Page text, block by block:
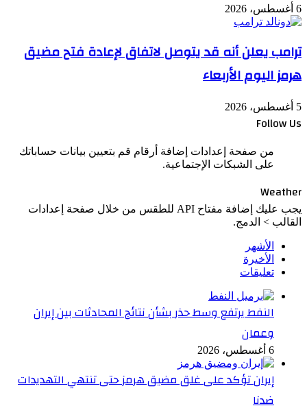
6 أغسطس، 2026
ترامب يعلن أنه قد يتوصل لاتفاق لإعادة فتح مضيق
هرمز اليوم الأربعاء
5 أغسطس، 2026
Follow Us
من صفحة إعدادات إضافة أرقام قم بتعيين بيانات حساباتك
على الشبكات الإجتماعية.
Weather
يجب عليك إضافة مفتاح API للطقس من خلال صفحة إعدادات
القالب > الدمج.
الأشهر
الأخيرة
تعليقات
النفط يرتفع وسط حذر بشأن نتائج المحادثات بين إيران
وعمان
6 أغسطس، 2026
إيران تؤكد على غلق مضيق هرمز حتى تنتهي التهديدات
ضدنا